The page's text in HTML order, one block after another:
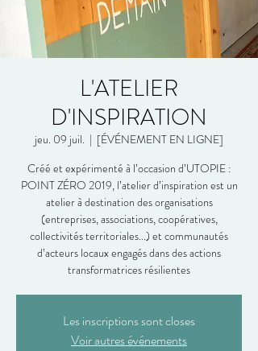
L'ATELIER
D'INSPIRATION
jeu. 09 juil.
  |
[ÉVÉNEMENT EN LIGNE]
Créé et expérimenté à l’occasion d’UTOPIE :
POINT ZÉRO 2019, l’atelier d’inspiration est un
atelier à destination des organisations
(entreprises, associations, coopératives,
collectivités territoriales...) et communautés
d’acteurs locaux engagés dans des actions
transformatrices résilientes
Les inscriptions sont closes
Voir autres événements